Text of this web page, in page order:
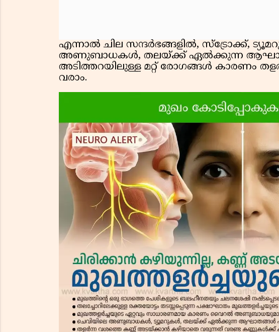
എന്നാൽ ചില സന്ദർഭങ്ങളിൽ, സ്ട്രോക്ക്,
അണുബാധകൾ, തലയ്ക്ക് ഏൽക്കുന്ന
അടിത്തറയിലുള്ള മറ്റ് രോഗങ്ങൾ കാരണം
വരാം.